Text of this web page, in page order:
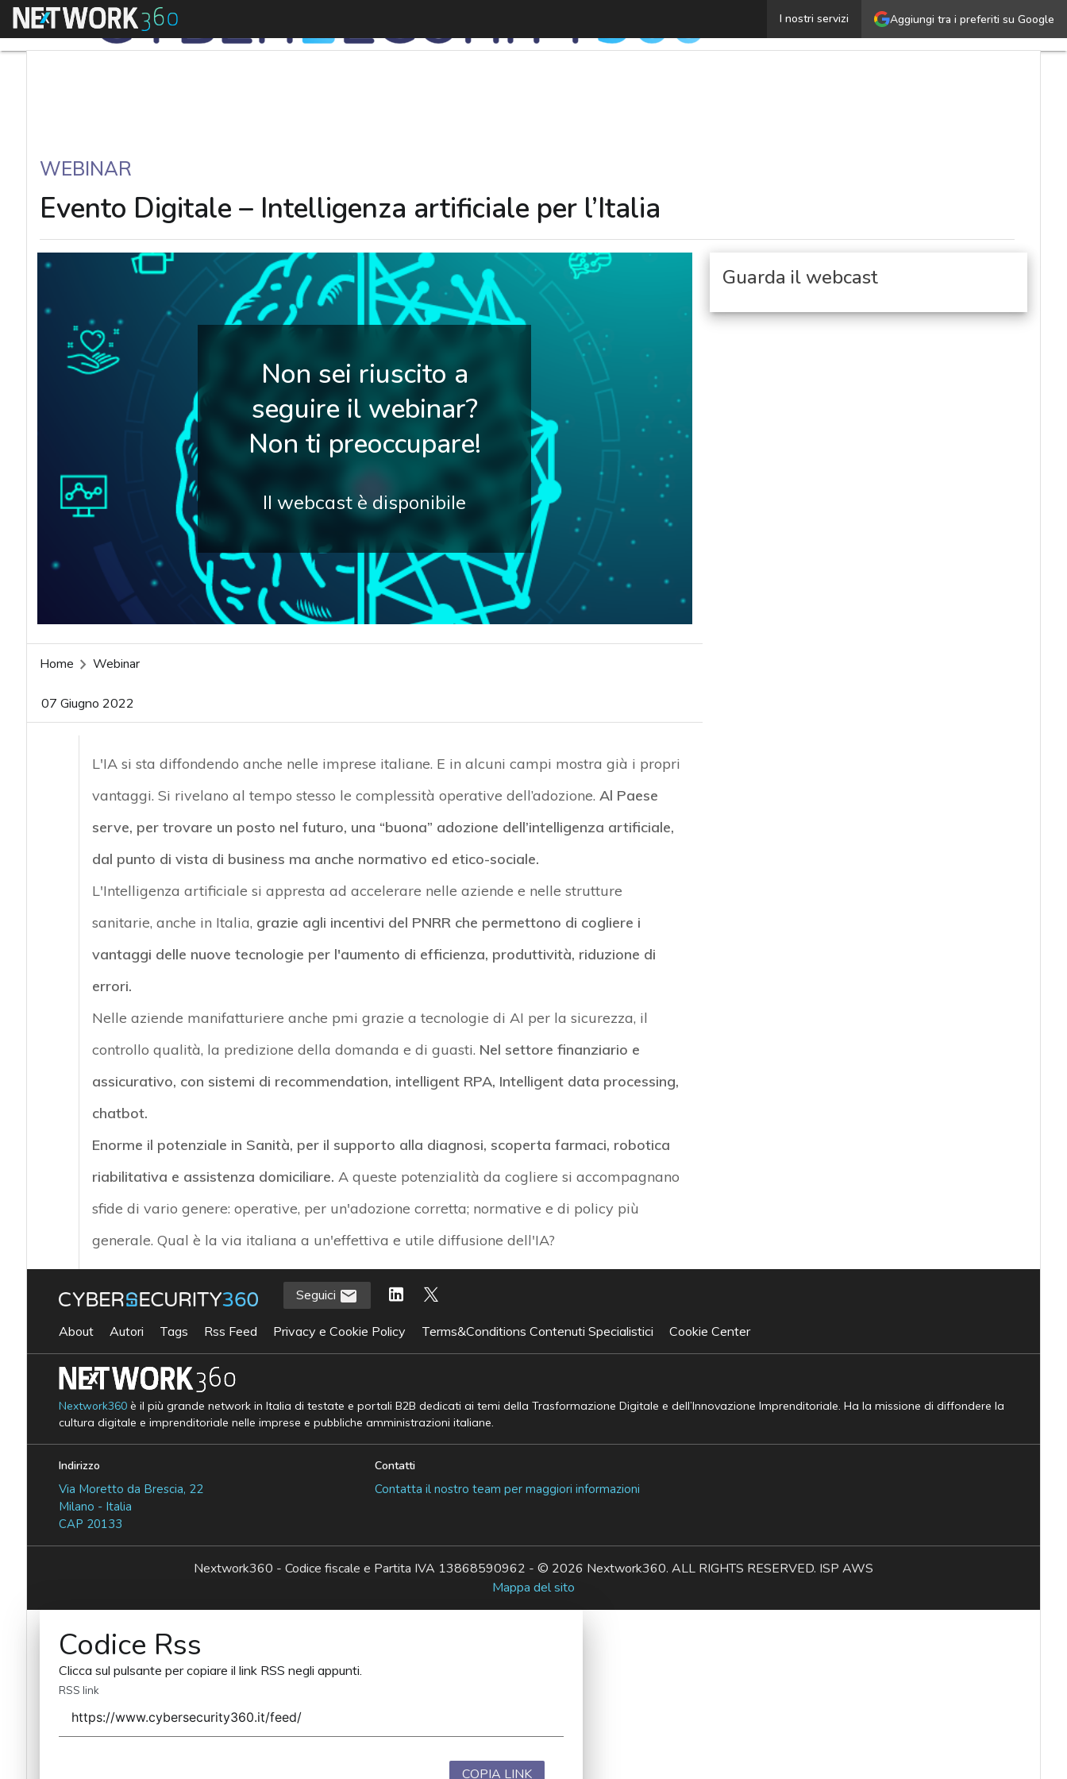
Aggiungi tra i preferiti su Google
I nostri servizi
Menu Evento Digitale – Intelligenza artificiale per l’ItaliaUltimi
articoli
cyber
WEBINAR
Evento Digitale – Intelligenza artificiale per l’Italia
Non sei riuscito a
seguire il webinar?
Non ti preoccupare!
Il webcast è disponibile
Home Webinar
07 Giugno 2022
L'IA si sta diffondendo anche nelle imprese italiane. E in alcuni campi mostra già i propri
vantaggi. Si rivelano al tempo stesso le complessità operative dell’adozione. Al Paese
serve, per trovare un posto nel futuro, una “buona” adozione dell’intelligenza artificiale,
dal punto di vista di business ma anche normativo ed etico-sociale.
L'Intelligenza artificiale si appresta ad accelerare nelle aziende e nelle strutture
sanitarie, anche in Italia, grazie agli incentivi del PNRR che permettono di cogliere i
vantaggi delle nuove tecnologie per l'aumento di efficienza, produttività, riduzione di
errori.
Nelle aziende manifatturiere anche pmi grazie a tecnologie di AI per la sicurezza, il
controllo qualità, la predizione della domanda e di guasti. Nel settore finanziario e
assicurativo, con sistemi di recommendation, intelligent RPA, Intelligent data processing,
chatbot.
Enorme il potenziale in Sanità, per il supporto alla diagnosi, scoperta farmaci, robotica
riabilitativa e assistenza domiciliare. A queste potenzialità da cogliere si accompagnano
sfide di vario genere: operative, per un'adozione corretta; normative e di policy più
generale. Qual è la via italiana a un'effettiva e utile diffusione dell'IA?
Guarda il webcast
Seguici
About Autori Tags Rss Feed Privacy e Cookie Policy Terms&Conditions Contenuti Specialistici Cookie Center
Nextwork360è il più grande network in Italia di testate e portali B2B dedicati ai temi della Trasformazione Digitale e dell’Innovazione Imprenditoriale. Ha la missione di diffondere la
cultura digitale e imprenditoriale nelle imprese e pubbliche amministrazioni italiane.
Indirizzo
Via Moretto da Brescia, 22
Milano - Italia
CAP 20133
Contatti
Contatta il nostro team per maggiori informazioni
Nextwork360 - Codice fiscale e Partita IVA 13868590962 - © 2026 Nextwork360. ALL RIGHTS RESERVED. ISP AWS
Mappa del sito
Codice Rss
Clicca sul pulsante per copiare il link RSS negli appunti.
RSS link
COPIA LINK